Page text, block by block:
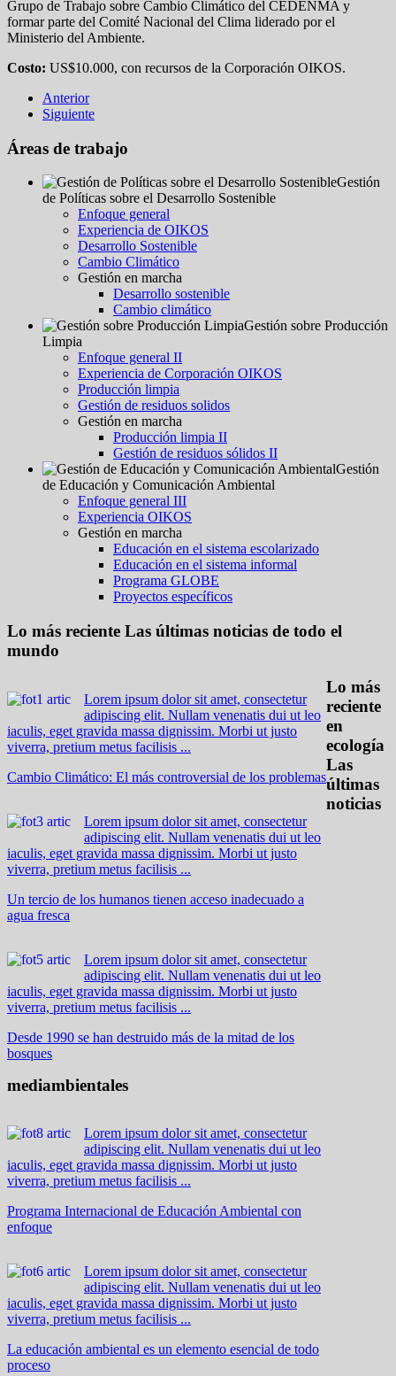
Grupo de Trabajo sobre Cambio Climático del CEDENMA y
formar parte del Comité Nacional del Clima liderado por el
Ministerio del Ambiente.
Costo: US$10.000, con recursos de la Corporación OIKOS.
Anterior
Siguiente
Áreas de trabajo
Gestión
de Políticas sobre el Desarrollo Sostenible
Enfoque general
Experiencia de OIKOS
Desarrollo Sostenible
Cambio Climático
Gestión en marcha
Desarrollo sostenible
Cambio climático
Gestión sobre Producción
Limpia
Enfoque general II
Experiencia de Corporación OIKOS
Producción limpia
Gestión de residuos solidos
Gestión en marcha
Producción limpia II
Gestión de residuos sólidos II
Gestión
de Educación y Comunicación Ambiental
Enfoque general III
Experiencia OIKOS
Gestión en marcha
Educación en el sistema escolarizado
Educación en el sistema informal
Programa GLOBE
Proyectos específicos
Lo más reciente Las últimas noticias de todo el
mundo
Lorem ipsum dolor sit amet, consectetur
adipiscing elit. Nullam venenatis dui ut leo
iaculis, eget gravida massa dignissim. Morbi ut justo
viverra, pretium metus facilisis ...
Cambio Climático: El más controversial de los problemas
Lorem ipsum dolor sit amet, consectetur
adipiscing elit. Nullam venenatis dui ut leo
iaculis, eget gravida massa dignissim. Morbi ut justo
viverra, pretium metus facilisis ...
Un tercio de los humanos tienen acceso inadecuado a
agua fresca
Lorem ipsum dolor sit amet, consectetur
adipiscing elit. Nullam venenatis dui ut leo
iaculis, eget gravida massa dignissim. Morbi ut justo
viverra, pretium metus facilisis ...
Desde 1990 se han destruido más de la mitad de los
bosques
Lo más
reciente
en
ecología
Las
últimas
noticias
mediambientales
Lorem ipsum dolor sit amet, consectetur
adipiscing elit. Nullam venenatis dui ut leo
iaculis, eget gravida massa dignissim. Morbi ut justo
viverra, pretium metus facilisis ...
Programa Internacional de Educación Ambiental con
enfoque
Lorem ipsum dolor sit amet, consectetur
adipiscing elit. Nullam venenatis dui ut leo
iaculis, eget gravida massa dignissim. Morbi ut justo
viverra, pretium metus facilisis ...
La educación ambiental es un elemento esencial de todo
proceso